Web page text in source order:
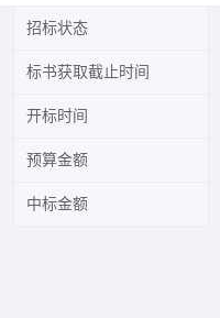
招标状态
标书获取截止时间
开标时间
预算金额
中标金额